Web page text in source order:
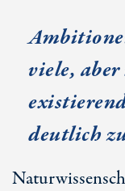
viele,
deutlich